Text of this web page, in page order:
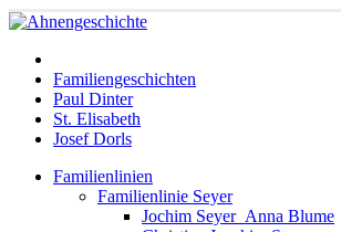
Familiengeschichten
Paul Dinter
St. Elisabeth
Josef Dorls
Familienlinien
Familienlinie Seyer
Jochim Seyer_Anna Blume